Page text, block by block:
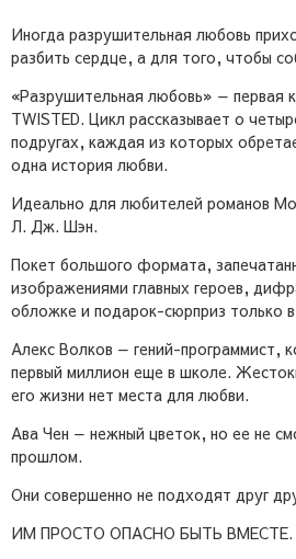
Иногда разрушительная любовь
разбить сердце, а для того, чтобы
«Разрушительная любовь» — первая
TWISTED. Цикл рассказывает о
подругах, каждая из которых
одна история любви.
Идеально для любителей романов
Л. Дж. Шэн.
Покет большого формата,
изображениями главных героев,
обложке и подарок-сюрприз только
Алекс Волков — гений-программист,
первый миллион еще в школе.
его жизни нет места для любви.
Ава Чен — нежный цветок, но ее не
прошлом.
Они совершенно не подходят друг
ИМ ПРОСТО ОПАСНО БЫТЬ ВМЕСТЕ.